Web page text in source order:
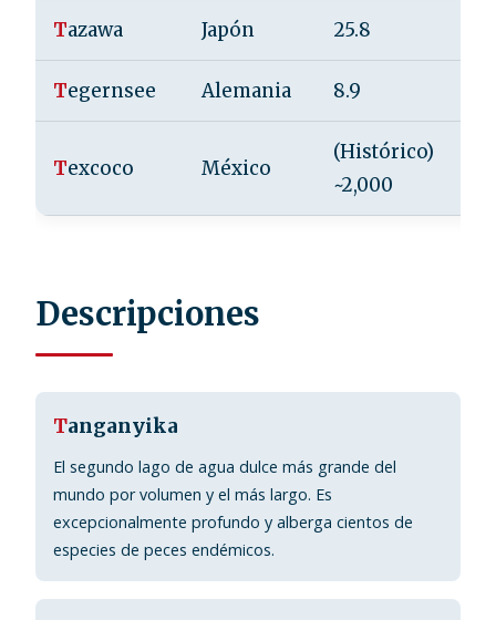
Tazawa Japón 25.8
Tegernsee Alemania 8.9
Texcoco México
(Histórico)
~2,000
Descripciones
Tanganyika
El segundo lago de agua dulce más grande del
mundo por volumen y el más largo. Es
excepcionalmente profundo y alberga cientos de
especies de peces endémicos.